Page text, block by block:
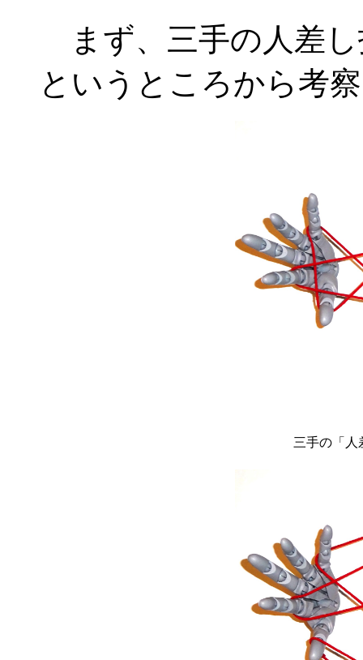
まず、三手の人差
というところから考
三手の「人